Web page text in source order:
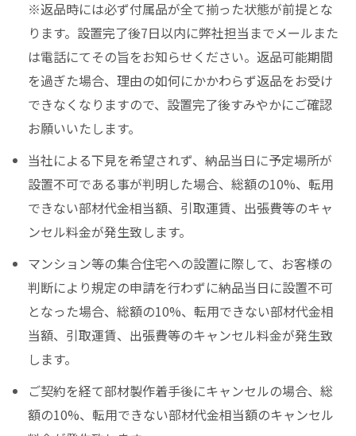
※返品時には必ず付属品が全て揃った状態が前提とな
ります。設置完了後7日以内に弊社担当までメールまた
は電話にてその旨をお知らせください。返品可能期間
を過ぎた場合、理由の如何にかかわらず返品をお受け
できなくなりますので、設置完了後すみやかにご確認
お願いいたします。
当社による下見を希望されず、納品当日に予定場所が
設置不可である事が判明した場合、総額の10%、転用
できない部材代金相当額、引取運賃、出張費等のキャ
ンセル料金が発生致します。
マンション等の集合住宅への設置に際して、お客様の
判断により規定の申請を行わずに納品当日に設置不可
となった場合、総額の10%、転用できない部材代金相
当額、引取運賃、出張費等のキャンセル料金が発生致
します。
ご契約を経て部材製作着手後にキャンセルの場合、総
額の10%、転用できない部材代金相当額のキャンセル